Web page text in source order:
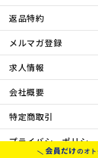
返品特約
メルマガ登録
求人情報
会社概要
特定商取引
プライバシーポリシー